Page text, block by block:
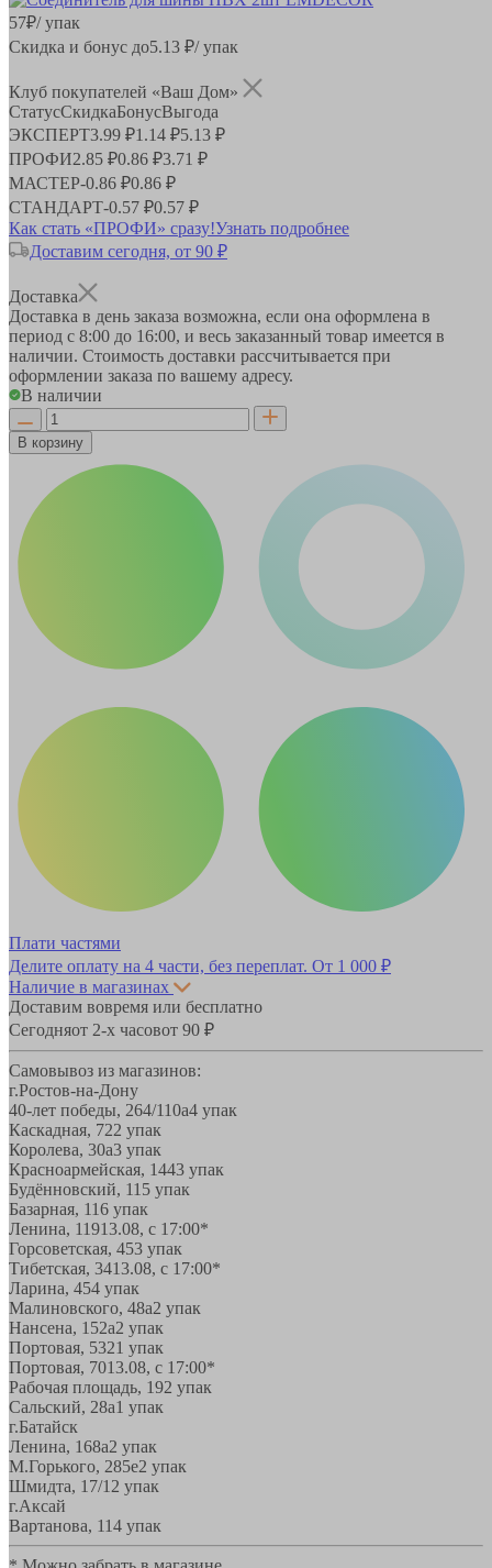
57₽/ упак
Скидка и бонус до5.13 ₽/ упак
Клуб покупателей «Ваш Дом»
СтатусСкидкаБонусВыгода
ЭКСПЕРТ3.99 ₽1.14 ₽5.13 ₽
ПРОФИ2.85 ₽0.86 ₽3.71 ₽
МАСТЕР-0.86 ₽0.86 ₽
СТАНДАРТ-0.57 ₽0.57 ₽
Как стать «ПРОФИ» сразу!Узнать подробнее
Доставим сегодня, от 90 ₽
Доставка
Доставка в день заказа возможна, если она оформлена в
период с 8:00 до 16:00, и весь заказанный товар имеется в
наличии. Стоимость доставки рассчитывается при
оформлении заказа по вашему адресу.
В наличии
В корзину
Плати частями
Делите оплату на 4 части, без переплат. От 1 000 ₽
Наличие в магазинах
Доставим вовремя или бесплатно
Сегодняот 2-х часовот 90 ₽
Самовывоз из магазинов:
г.Ростов-на-Дону
40-лет победы, 264/110а4 упак
Каскадная, 722 упак
Королева, 30а3 упак
Красноармейская, 1443 упак
Будённовский, 11 5 упак
Базарная, 116 упак
Ленина, 11913.08, с 17:00*
Горсоветская, 453 упак
Тибетская, 3413.08, с 17:00*
Ларина, 454 упак
Малиновского, 48а2 упак
Нансена, 152а2 упак
Портовая, 5321 упак
Портовая, 7013.08, с 17:00*
Рабочая площадь, 192 упак
Сальский, 28a1 упак
г.Батайск
Ленина, 168а2 упак
М.Горького, 285е2 упак
Шмидта, 17/1 2 упак
г.Аксай
Вартанова, 114 упак